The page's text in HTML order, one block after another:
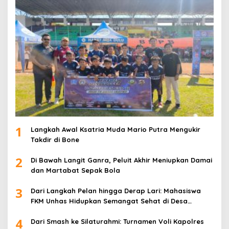
1
Langkah Awal Ksatria Muda Mario Putra Mengukir
Takdir di Bone
2
Di Bawah Langit Ganra, Peluit Akhir Meniupkan Damai
dan Martabat Sepak Bola
3
Dari Langkah Pelan hingga Derap Lari: Mahasiswa
FKM Unhas Hidupkan Semangat Sehat di Desa
4
Dari Smash ke Silaturahmi: Turnamen Voli Kapolres